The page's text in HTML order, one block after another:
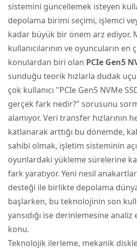
sistemini güncellemek isteyen
depolama birimi seçimi, işlemci
kadar büyük bir önem arz ediyor.
kullanıcılarının ve oyuncuların
konulardan biri olan PCIe Gen5
sunduğu teorik hızlarla dudak
çok kullanıcı "PCIe Gen5 NVMe
gerçek fark nedir?" sorusunu
alamıyor. Veri transfer hızlarının
katlanarak arttığı bu dönemde,
sahibi olmak, işletim sisteminin
oyunlardaki yükleme sürelerine
fark yaratıyor. Yeni nesil
desteği ile birlikte depolama
başlarken, bu teknolojinin son
yansıdığı ise derinlemesine
konu.
Teknolojik ilerleme, mekanik